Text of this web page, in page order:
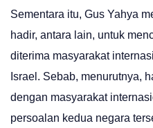
Sementara itu, Gus Yahya
hadir, antara lain, untuk
diterima masyarakat
Israel. Sebab, menurutnya,
dengan masyarakat
persoalan kedua negara